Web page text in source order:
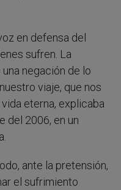
en defensa del
sufren. La
negación de lo
viaje, que nos
vida eterna, explicaba
del 2006, en un
ante la pretensión,
el sufrimiento